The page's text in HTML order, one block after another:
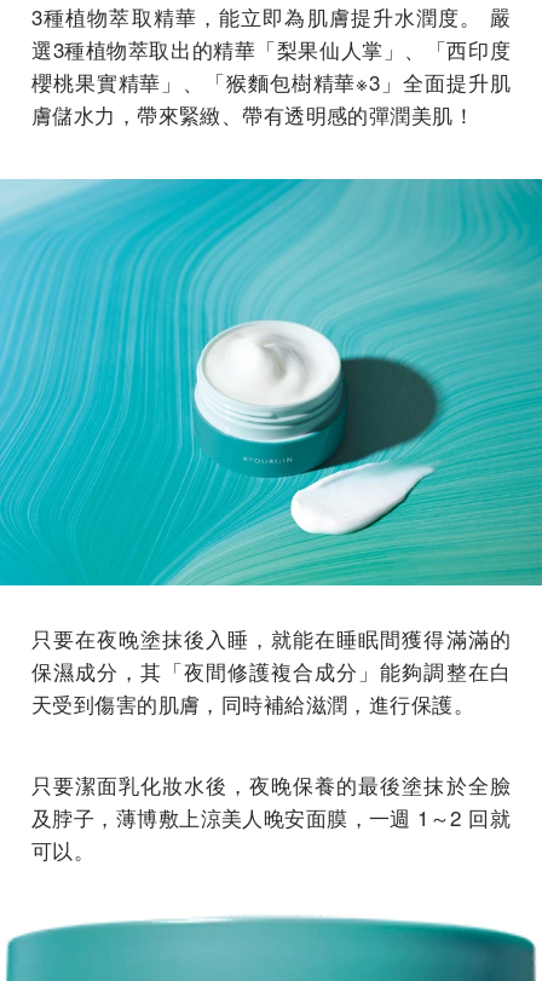
3種植物萃取精華，能立即為肌膚提升水潤度。 嚴
選3種植物萃取出的精華「梨果仙人掌」、「西印度
櫻桃果實精華」、「猴麵包樹精華※3」全面提升肌
膚儲水力，帶來緊緻、帶有透明感的彈潤美肌！
只要在夜晚塗抹後入睡，就能在睡眠間獲得滿滿的
保濕成分，其「夜間修護複合成分」能夠調整在白
天受到傷害的肌膚，同時補給滋潤，進行保護。
只要潔面乳化妝水後，夜晚保養的最後塗抹於全臉
及脖子，薄博敷上涼美人晚安面膜，一週 1～2 回就
可以。